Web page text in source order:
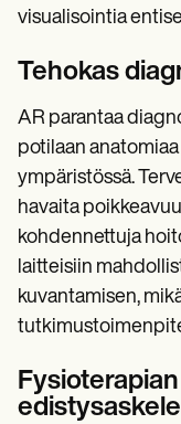
visualisointia
Tehokas
AR parantaa
potilaan
ympäristössä.
havaita
kohdennettuja
laitteisiin
kuvantamisen,